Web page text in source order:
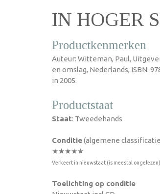
IN HOGER
Productkenmerken
Auteur: Witteman, Paul,
en omslag, Nederlands, ISBN:
in 2005.
Productstaat
Staat: Tweedehands
Conditie(algemene
★★★★★
Verkeert in nieuwstaat (is meestal ongelezen)
Toelichting op conditie